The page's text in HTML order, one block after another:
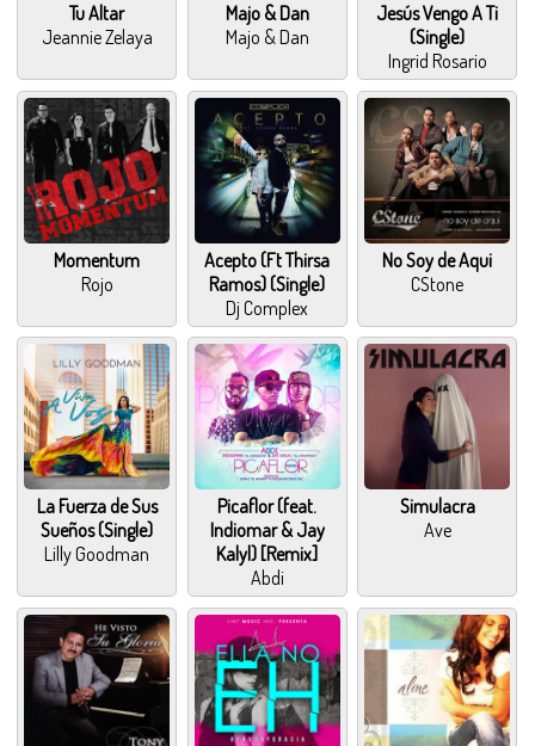
Tu Altar
Jeannie Zelaya
Majo & Dan
Majo & Dan
Jesús Vengo A Ti
(Single)
Ingrid Rosario
Momentum
Rojo
Acepto (Ft Thirsa
Ramos) (Single)
Dj Complex
No Soy de Aqui
CStone
La Fuerza de Sus
Sueños (Single)
Lilly Goodman
Picaflor (feat.
Indiomar & Jay
Kalyl) [Remix]
Abdi
Simulacra
Ave